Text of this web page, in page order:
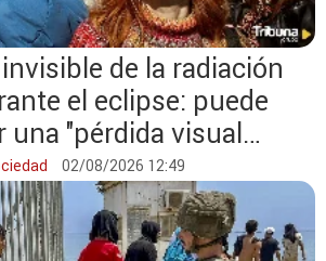
de la radiación
el eclipse: puede
una "pérdida visual
permanente"
02/08/2026 12:49